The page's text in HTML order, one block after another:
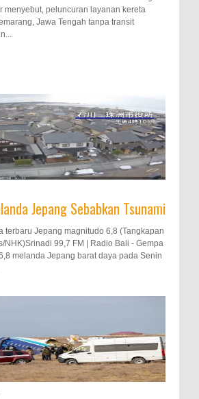
menyebut, peluncuran layanan kereta
Jawa Tengah tanpa transit
Jepang Sebabkan Tsunami
terbaru Jepang magnitudo 6,8 (Tangkapan
NHK)Srinadi 99,7 FM | Radio Bali - Gempa
melanda Jepang barat daya pada Senin